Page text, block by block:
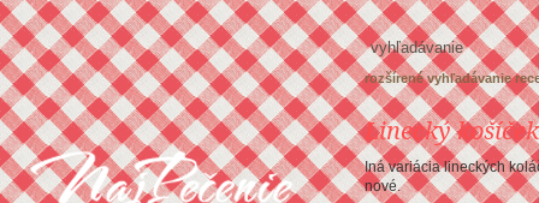
rozšírené vyhľadávanie
Linecký
Iná variácia lineckých
nové.